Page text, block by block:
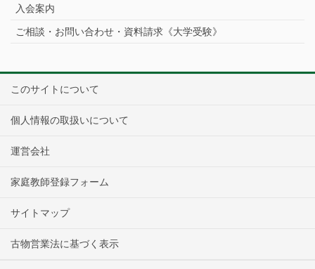
入会案内
ご相談・お問い合わせ・資料請求《大学受験》
このサイトについて
個人情報の取扱いについて
運営会社
家庭教師登録フォーム
サイトマップ
古物営業法に基づく表示